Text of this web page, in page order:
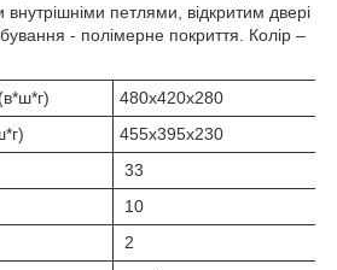
петлями, відкритим двері
- полімерне покриття. Колір –
480х420х280
455х395х230
33
10
2